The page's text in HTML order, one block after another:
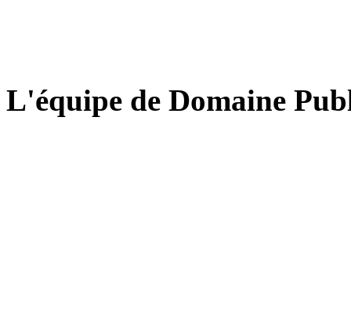
L'équipe de Domaine